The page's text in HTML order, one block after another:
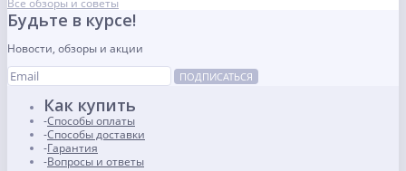
Все обзоры и советы
Будьте в курсе!
Новости, обзоры и акции
ПОДПИСАТЬСЯ
Как купить
Способы оплаты
Способы доставки
Гарантия
Вопросы и ответы